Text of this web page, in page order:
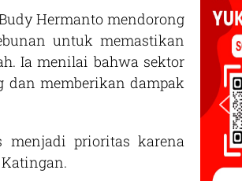
Hermanto mendorong
untuk memastikan
Ia menilai bahwa sektor
dan memberikan dampak
menjadi prioritas karena